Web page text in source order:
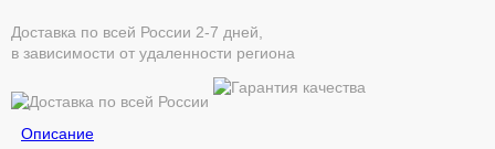
Доставка по всей России 2-7 дней,
в зависимости от удаленности региона
Описание